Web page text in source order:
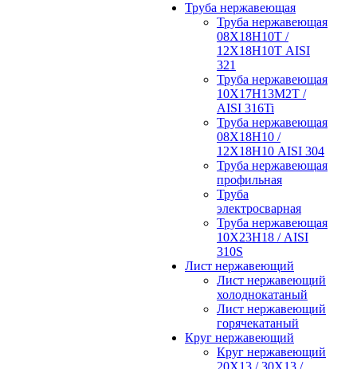
Труба нержавеющая
Труба нержавеющая
08Х18Н10Т /
12Х18Н10Т AISI
321
Труба нержавеющая
10Х17Н13М2Т /
AISI 316Ti
Труба нержавеющая
08Х18Н10 /
12Х18Н10 AISI 304
Труба нержавеющая
профильная
Труба
электросварная
Труба нержавеющая
10Х23Н18 / AISI
310S
Лист нержавеющий
Лист нержавеющий
холоднокатаный
Лист нержавеющий
горячекатаный
Круг нержавеющий
Круг нержавеющий
20Х13 / 30Х13 /